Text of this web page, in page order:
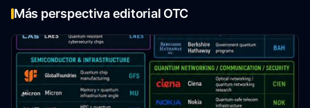
Más perspectiva editorial OTC